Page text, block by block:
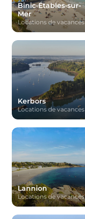
Binic-Étables-sur-
Mer
Locations de vacances
Kerbors
Locations de vacances
Lannion
Locations de vacances